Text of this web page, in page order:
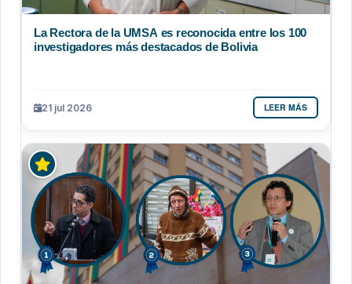
La Rectora de la UMSA es reconocida entre los 100
investigadores más destacados de Bolivia
21 jul 2026 LEER MÁS